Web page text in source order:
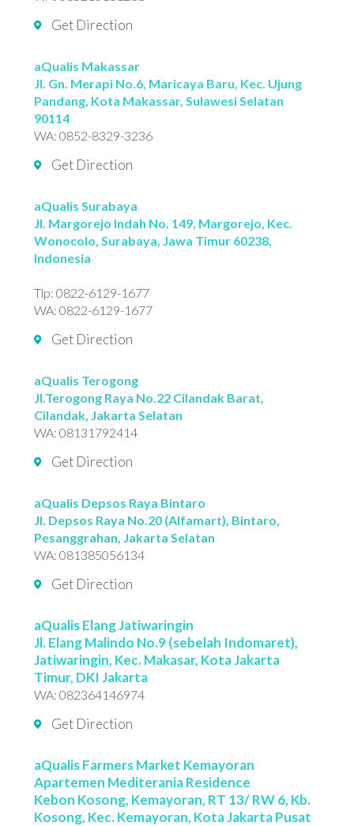
Get Direction
aQualis Makassar
Jl. Gn. Merapi No.6, Maricaya Baru, Kec. Ujung
Pandang, Kota Makassar, Sulawesi Selatan
90114
WA:0852-8329-3236
Get Direction
aQualis Surabaya
Jl. Margorejo Indah No. 149, Margorejo, Kec.
Wonocolo, Surabaya, Jawa Timur 60238,
Indonesia
Tlp:0822-6129-1677
WA:0822-6129-1677
Get Direction
aQualis Terogong
Jl.Terogong Raya No.22 Cilandak Barat,
Cilandak, Jakarta Selatan
WA:08131792414
Get Direction
aQualis Depsos Raya Bintaro
Jl. Depsos Raya No.20 (Alfamart), Bintaro,
Pesanggrahan, Jakarta Selatan
WA:081385056134
Get Direction
aQualis Elang Jatiwaringin
Jl. Elang Malindo No.9 (sebelah Indomaret),
Jatiwaringin, Kec. Makasar, Kota Jakarta
Timur, DKI Jakarta
WA:082364146974
Get Direction
aQualis Farmers Market Kemayoran
Apartemen Mediterania Residence
Kebon Kosong, Kemayoran, RT 13/ RW 6, Kb.
Kosong, Kec. Kemayoran, Kota Jakarta Pusat